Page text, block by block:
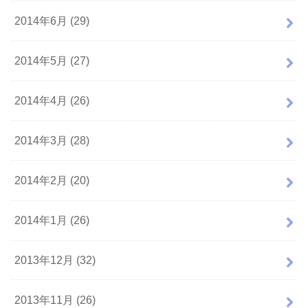
2014年6月 (29)
2014年5月 (27)
2014年4月 (26)
2014年3月 (28)
2014年2月 (20)
2014年1月 (26)
2013年12月 (32)
2013年11月 (26)